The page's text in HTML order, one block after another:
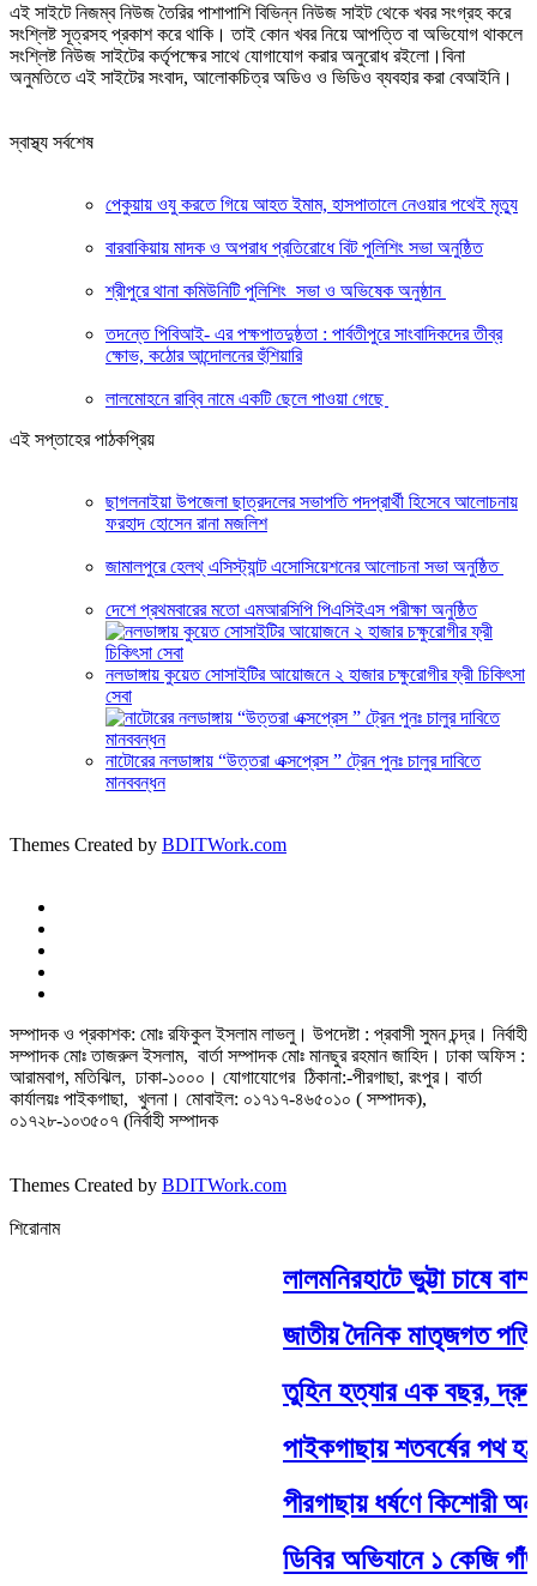
এই সাইটে নিজম্ব নিউজ তৈরির পাশাপাশি বিভিন্ন নিউজ সাইট থেকে খবর সংগ্রহ করে
সংশ্লিষ্ট সূত্রসহ প্রকাশ করে থাকি। তাই কোন খবর নিয়ে আপত্তি বা অভিযোগ থাকলে
সংশ্লিষ্ট নিউজ সাইটের কর্তৃপক্ষের সাথে যোগাযোগ করার অনুরোধ রইলো।বিনা
অনুমতিতে এই সাইটের সংবাদ, আলোকচিত্র অডিও ও ভিডিও ব্যবহার করা বেআইনি।
স্বাস্থ্য সর্বশেষ
পেকুয়ায় ওযু করতে গিয়ে আহত ইমাম, হাসপাতালে নেওয়ার পথেই মৃত্যু
বারবাকিয়ায় মাদক ও অপরাধ প্রতিরোধে বিট পুলিশিং সভা অনুষ্ঠিত
শ্রীপুরে থানা কমিউনিটি পুলিশিং সভা ও অভিষেক অনুষ্ঠান
তদন্তে পিবিআই- এর পক্ষপাতদুষ্ঠতা : পার্বতীপুরে সাংবাদিকদের তীব্র
ক্ষোভ, কঠোর আন্দোলনের হুঁশিয়ারি
লালমোহনে রাব্বি নামে একটি ছেলে পাওয়া গেছে
এই সপ্তাহের পাঠকপ্রিয়
ছাগলনাইয়া উপজেলা ছাত্রদলের সভাপতি পদপ্রার্থী হিসেবে আলোচনায়
ফরহাদ হোসেন রানা মজলিশ
জামালপুরে হেলথ্ এসিস্ট্যান্ট এসোসিয়েশনের আলোচনা সভা অনুষ্ঠিত
দেশে প্রথমবারের মতো এমআরসিপি পিএসিইএস পরীক্ষা অনুষ্ঠিত
নলডাঙ্গায় কুয়েত সোসাইটির আয়োজনে ২ হাজার চক্ষুরোগীর ফ্রী চিকিৎসা
সেবা
নাটোরের নলডাঙ্গায় “উত্তরা এক্সপ্রেস ” ট্রেন পুনঃ চালুর দাবিতে
মানববন্ধন
Themes Created by BDITWork.com
সম্পাদক ও প্রকাশক: মোঃ রফিকুল ইসলাম লাভলু। উপদেষ্টা : প্রবাসী সুমন চন্দ্র। নির্বাহী
সম্পাদক মোঃ তাজরুল‌‌ ইসলাম, বার্তা সম্পাদক মোঃ মানছুর রহমান জাহিদ। ঢাকা অফিস :
আরামবাগ, মতিঝিল, ঢাকা-১০০০। যোগাযোগের ঠিকানা:-পীরগাছা‌, রংপুর। বার্তা
কার্যালয়ঃ পাইকগাছা, খুলনা। মোবাইল: ০১৭১৭-৪৬৫০১০ ( সম্পাদক),
০১৭২৮-১০৩৫০৭ (নির্বাহী সম্পাদক
Themes Created by BDITWork.com
শিরোনাম
লালমনিরহাটে ভুট্টা চাষে
জাতীয় দৈনিক মাতৃজগত
তুহিন হত্যার এক বছর, দ্রুত
পাইকগাছায় শতবর্ষের পথ
পীরগাছায় ধর্ষণে কিশোরী
ডিবির অভিযানে ১ কেজি